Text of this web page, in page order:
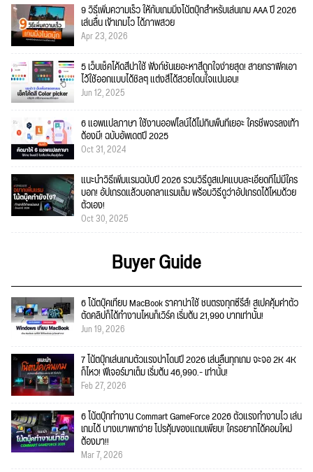
9 วิธีเพิ่มความเร็ว ให้กับเกมมิ่งโน้ตบุ๊กสำหรับเล่นเกม AAA ปี 2026
เล่นลื่น เข้าเกมไว ได้ภาพสวย
Apr 23, 2026
5 เว็บเช็คโค้ดสีน่าใช้ ฟังก์ชั่นเยอะหาสีถูกใจง่ายสุด! สายกราฟิคเอา
ไว้ใช้ออกแบบได้ชิลๆ แต่งสีได้สวยโดนใจแน่นอน!
Jun 12, 2025
6 แอพแปลภาษา ใช้งานออฟไลน์ได้ไม่กินพื้นที่เยอะ ใครชีพจรลงเท้า
ต้องมี! ฉบับอัพเดตปี 2025
Oct 31, 2024
แนะนำวิธีเพิ่มแรมฉบับปี 2026 รวมวิธีดูสเปคแบบละเอียดที่ไม่มีใคร
บอก! อัปเกรดแล้วบอกลาแรมเต็ม พร้อมวิธีดูว่าอัปเกรดได้ไหมด้วย
ตัวเอง!
Oct 30, 2025
Buyer Guide
6 โน้ตบุ๊คเทียบ MacBook ราคาน่าใช้ ชนตรงทุกซีรีส์! สเปคคุ้มค่าตัว
ตัดคลิปก็ได้ทำงานไหนก็เวิร์ค เริ่มต้น 21,990 บาทเท่านั้น!
Jun 19, 2026
7 โน้ตบุ๊กเล่นเกมตัวแรงน่าโดนปี 2026 เล่นลื่นทุกเกม จะจอ 2K 4K
ก็ไหว! ฟีเจอร์มาเต็ม เริ่มต้น 46,990.- เท่านั้น!
Feb 27, 2026
6 โน้ตบุ๊กทำงาน Commart GameForce 2026 ตัวแรงทำงานไว เล่น
เกมได้ บางเบาพกง่าย โปรคุ้มของแถมเพียบ! ใครอยากได้คอมใหม่
ต้องมา!!
Mar 7, 2026